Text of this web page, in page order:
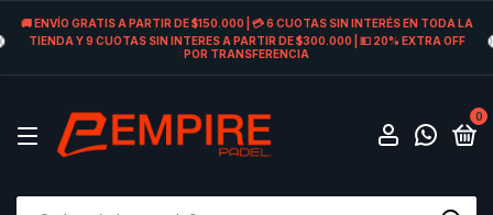
🚚 ENVÍO GRATIS A PARTIR DE $150.000 | 💳 6 CUOTAS SIN INTERÉS EN TODA LA
TIENDA Y 9 CUOTAS SIN INTERES A PARTIR DE $300.000 | 💵 20% EXTRA OFF
POR TRANSFERENCIA
0